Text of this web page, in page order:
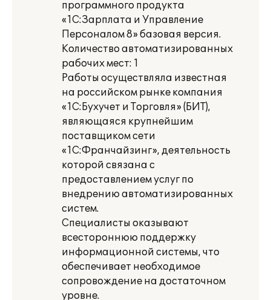
программного продукта
«1С:Зарплата и Управление
Персоналом 8» базовая версия.
Количество автоматизированных
рабочих мест: 1
Работы осуществляла известная
на российском рынке компания
«1С:Бухучет и Торговля» (БИТ),
являющаяся крупнейшим
поставщиком сети
«1С:Франчайзинг», деятельность
которой связана с
предоставлением услуг по
внедрению автоматизированных
систем.
Специалисты оказывают
всестороннюю поддержку
информационной системы, что
обеспечивает необходимое
сопровождение на достаточном
уровне.